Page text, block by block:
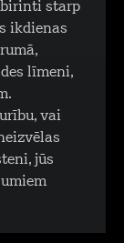
starp
ikdienas
līmeni,
vai
jūs